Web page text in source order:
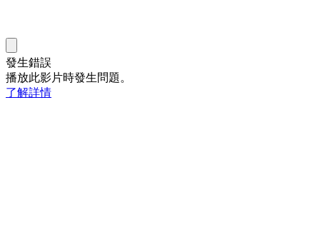
發生錯誤
播放此影片時發生問題。
了解詳情